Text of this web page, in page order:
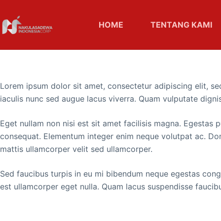
to
content
HOME TENTANG KAMI
Lorem ipsum dolor sit amet, consectetur adipiscing elit,
iaculis nunc sed augue lacus viverra. Quam vulputate
Eget nullam non nisi est sit amet facilisis magna. Egestas
consequat. Elementum integer enim neque volutpat ac.
mattis ullamcorper velit sed ullamcorper.
Sed faucibus turpis in eu mi bibendum neque egestas
est ullamcorper eget nulla. Quam lacus suspendisse